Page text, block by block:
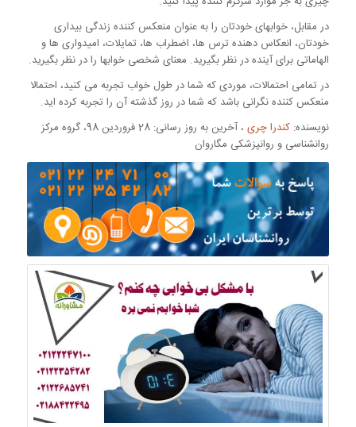
در مقابل، خوابهای خودتان را به عنوان منعکس کننده زندگی بیداری
خودتان، انعکاس دهنده ترس ها، اضطراب ها، تمایلات، امیدواری ها و
الهاماتی برای آینده در نظر بگیرید. معنای شخصی خوابها را در نظر بگیرید.
در تمامی احتمالات، موردی که شما در طول خواب تجربه می کنید، احتمالا
منعکس کننده نگرانی باشد که شما در روز گذشته آن را تجربه کرده اید.
نویسنده: کندرا چری
، آخرین به روز رسانی: 28 فروردین 98، گروه مرکز
روانشناسی و روانپزشکی مگاروان